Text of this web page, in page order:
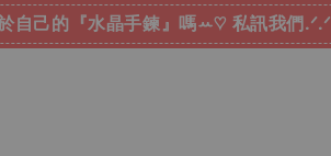
自己的『水晶手鍊』嗎ꕀ♡ 私訊我們.ᐟ.ᐟ